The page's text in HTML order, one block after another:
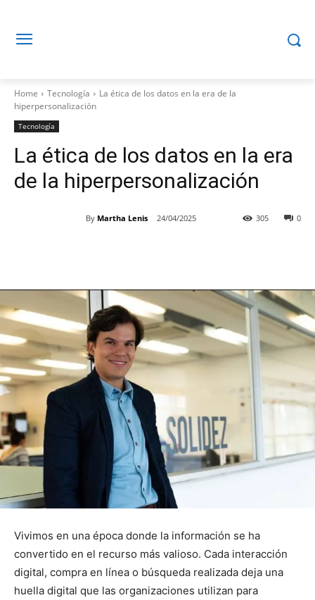
Home Tecnología
La ética de los datos en la era de la
hiperpersonalización
Tecnología
La ética de los datos en la era
de la hiperpersonalización
By Martha Lenis 24/04/2025 0
305
Vivimos en una época donde la información se ha
convertido en el recurso más valioso. Cada interacción
digital, compra en línea o búsqueda realizada deja una
huella digital que las organizaciones utilizan para